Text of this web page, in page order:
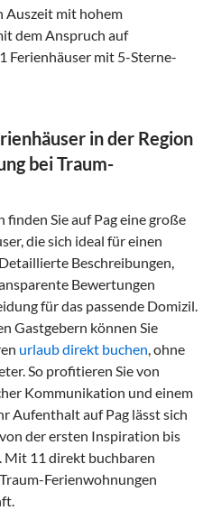
Auszeit mit hohem
dem Anspruch auf
Ferienhäuser mit 5-Sterne-
in der Region
bei Traum-
Sie auf Pag eine große
die sich ideal für einen
Beschreibungen,
Bewertungen
für das passende Domizil.
Gastgebern können Sie
urlaub direkt buchen, ohne
So profitieren Sie von
Kommunikation und einem
Aufenthalt auf Pag lässt sich
der ersten Inspiration bis
Mit 11 direkt buchbaren
Ferienwohnungen